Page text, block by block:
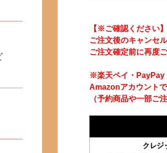
【※ご確認ください】
ご注文後のキャンセ
ご注文確定前に再度
※楽天ペイ・PayPay
Amazonアカウント
（予約商品や一部ご